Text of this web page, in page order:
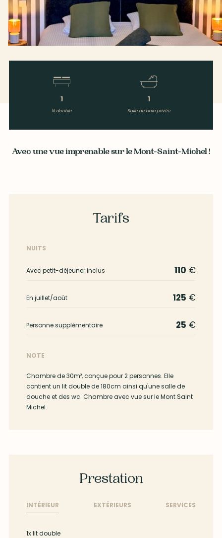
1
lit double
1
Salle de bain privée
Avec une vue imprenable sur le Mont-Saint-Michel !
Tarifs
NUITS
Avec petit-déjeuner inclus 110 €
En juillet/août 125 €
Personne supplémentaire 25 €
NOTE
Chambre de 30m², conçue pour 2 personnes. Elle
contient un lit double de 180cm ainsi qu'une salle de
douche et des wc. Chambre avec vue sur le Mont Saint
Michel.
Prestation
INTÉRIEUR EXTÉRIEURS SERVICES
1x lit double